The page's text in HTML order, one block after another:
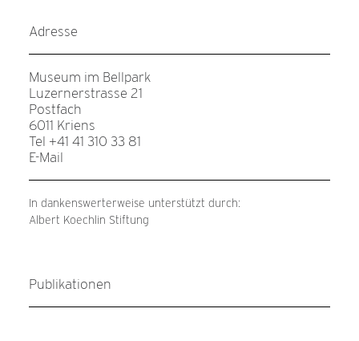
Adresse
Museum im Bellpark
Luzernerstrasse 21
Postfach
6011 Kriens
Tel +41 41 310 33 81
E-Mail
In dankenswerterweise unterstützt durch:
Albert Koechlin Stiftung
Publikationen